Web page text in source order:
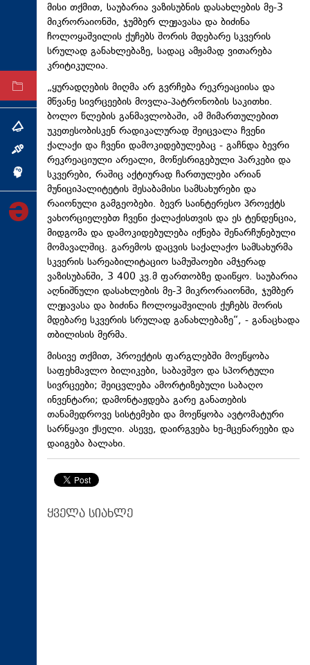
სპორტი
ტექნოლოგიები
ტაბლოიდი
არქივი
თემა
ინტერვიუ
ინქვიზიცია
მისი თქმით, საუბარია ვაზისუბნის დასახლების მე-3
მიკრორაიონში, ჯუმბერ ლეჟავასა და ბიძინა
ჩოლოყაშვილის ქუჩებს შორის მდებარე სკვერის
სრულად განახლებაზე, სადაც ამჟამად ვითარება
კრიტიკულია.
„ყურადღების მიღმა არ გვრჩება რეკრეაციისა და
მწვანე სივრცეების მოვლა-პატრონობის საკითხი.
ბოლო წლების განმავლობაში, ამ მიმართულებით
უკეთესობისკენ რადიკალურად შეიცვალა ჩვენი
ქალაქი და ჩვენი დამოკიდებულებაც - გაჩნდა ბევრი
რეკრეაციული არეალი, მოწესრიგებული პარკები და
სკვერები, რაშიც აქტიურად ჩართულები არიან
მუნიციპალიტეტის შესაბამისი სამსახურები და
რაიონული გამგეობები. ბევრ საინტერესო პროექტს
ვახორციელებთ ჩვენი ქალაქისთვის და ეს ტენდენცია,
მიდგომა და დამოკიდებულება იქნება შენარჩუნებული
მომავალშიც. გარემოს დაცვის საქალაქო სამსახურმა
სკვერის სარეაბილიტაციო სამუშაოები ამჯერად
ვაზისუბანში, 3 400 კვ.მ ფართობზე დაიწყო. საუბარია
აღნიშნული დასახლების მე-3 მიკრორაიონში, ჯუმბერ
ლეჟავასა და ბიძინა ჩოლოყაშვილის ქუჩებს შორის
მდებარე სკვერის სრულად განახლებაზე“, - განაცხადა
თბილისის მერმა.
მისივე თქმით, პროექტის ფარგლებში მოეწყობა
საფეხმავლო ბილიკები, საბავშვო და სპორტული
სივრცეები; შეიცვლება ამორტიზებული საბაღო
ინვენტარი; დამონტაჟდება გარე განათების
თანამედროვე სისტემები და მოეწყობა ავტომატური
სარწყავი ქსელი. ასევე, დაირგვება ხე-მცენარეები და
დაიგება ბალახი.
ყველა სიახლე